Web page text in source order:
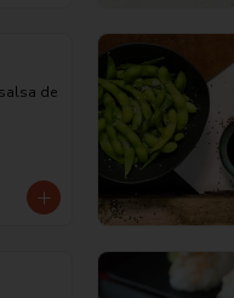
de